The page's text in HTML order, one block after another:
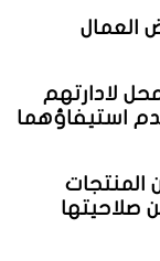
العمال
لادارتهم
استيفاؤهما
صلاحيتها